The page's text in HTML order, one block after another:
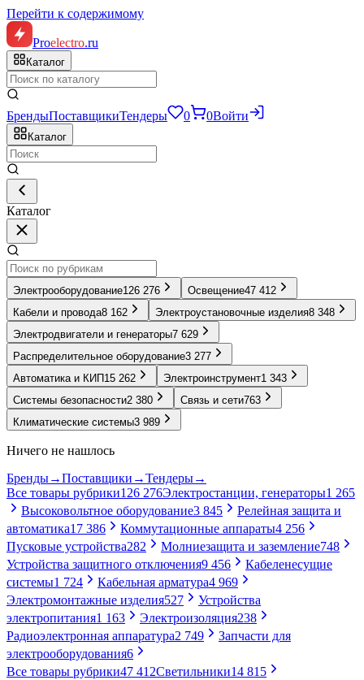
Перейти к содержимому
Proelectro.ru
Каталог
БрендыПоставщикиТендеры 0 0Войти
Каталог
Каталог
Электрооборудование126 276 Освещение47 412
Кабели и провода8 162 Электроустановочные изделия8 348
Электродвигатели и генераторы7 629
Распределительное оборудование3 277
Автоматика и КИП 15 262 Электроинструмент1 343
Системы безопасности2 380 Связь и сети763
Климатические системы3 989
Ничего не нашлось
Бренды→Поставщики →Тендеры→
Все товары рубрики126 276Электростанции, генераторы1 265
Высоковольтное оборудование3 845
Релейная защита и
автоматика17 386 Коммутационные аппараты4 256
Пусковые устройства282 Молниезащита и заземление748
Устройства защитного отключения9 456
Кабеленесущие
системы1 724 Кабельная арматура4 969
Электромонтажные изделия527
Устройства
электропитания1 163 Электроизоляция238
Радиоэлектронная аппаратура2 749
Запчасти для
электрооборудования6
Все товары рубрики47 412Светильники14 815